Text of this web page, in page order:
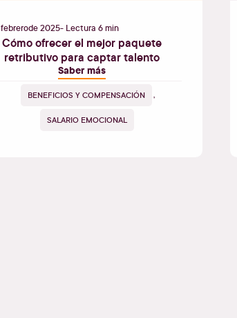
febrerode2025- Lectura 6 min
Cómo ofrecer el mejor paquete
retributivo para captar talento
Saber más
BENEFICIOS Y COMPENSACIÓN ,
SALARIO EMOCIONAL